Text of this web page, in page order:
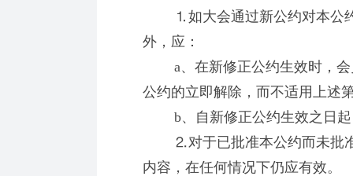
⒈如大会通过新公约对本公约
外，应：
a、在新修正公约生效时，会
公约的立即解除，而不适用上述
b、自新修正公约生效之日起
⒉对于已批准本公约而未批准
内容，在任何情况下仍应有效。